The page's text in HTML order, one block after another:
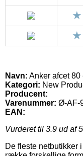
Navn: Anker afcet 80
Kategori: New
Producent:
Varenummer: Ø-AF-
EAN:
Vurderet til 3.9 ud af
De fleste netbutikker